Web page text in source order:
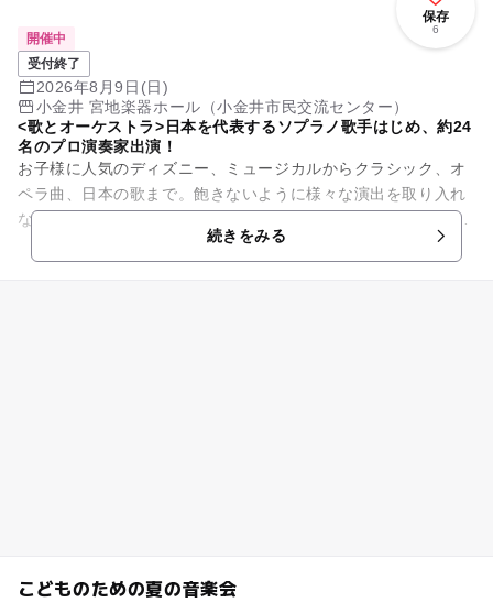
保存
6
開催中
受付終了
2026年8月9日(日)
小金井 宮地楽器ホール（小金井市民交流センター）
<歌とオーケストラ>日本を代表するソプラノ歌手はじめ、約24
名のプロ演奏家出演！
お子様に人気のディズニー、ミュージカルからクラシック、オ
ペラ曲、日本の歌まで。飽きないように様々な演出を取り入れ
ながら、第一線で活躍するプロの演奏家（約24名）による、歌
とオーケストラの生演奏を...続きをみる
こどものための夏の音楽会